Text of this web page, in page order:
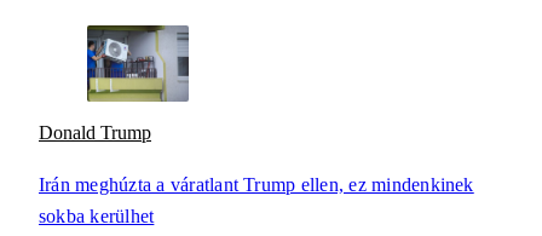
Donald Trump
Irán meghúzta a váratlant Trump ellen, ez mindenkinek
sokba kerülhet